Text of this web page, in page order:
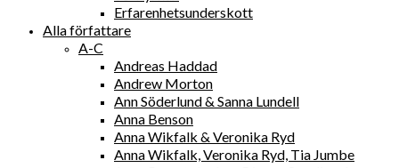
Erfarenhetsunderskott
Alla författare
A-C
Andreas Haddad
Andrew Morton
Ann Söderlund & Sanna Lundell
Anna Benson
Anna Wikfalk & Veronika Ryd
Anna Wikfalk, Veronika Ryd, Tia Jumbe